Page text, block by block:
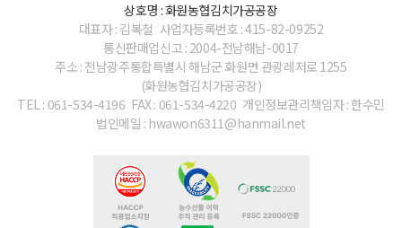
상호명 : 화원농협김치가공공장
대표자 : 김복철 사업자등록번호 : 415-82-09252
통신판매업신고 : 2004-전남해남-0017
주소 : 전남광주통합특별시 해남군 화원면 관광레저로 1255
(화원농협김치가공공장)
TEL : 061-534-4196 FAX : 061-534-4220 개인정보관리책임자 : 한수민
법인메일 : hwawon6311@hanmail.net